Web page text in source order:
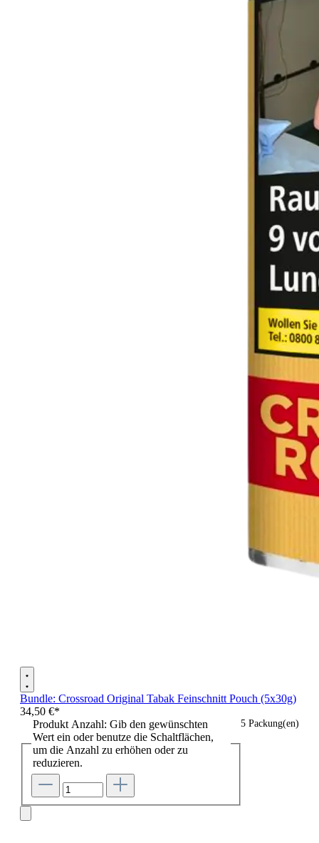
Bundle: Crossroad Original Tabak Feinschnitt Pouch (5x30g)
34,50 €*
5 Packung(en)
Produkt Anzahl: Gib den gewünschten
Wert ein oder benutze die Schaltflächen,
um die Anzahl zu erhöhen oder zu
reduzieren.